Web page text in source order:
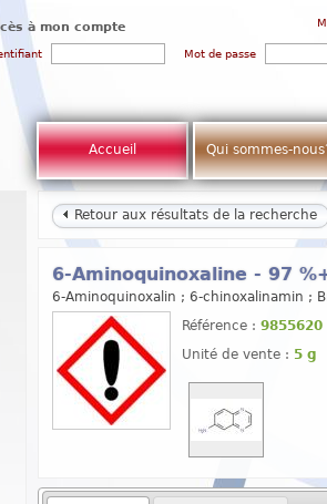
à mon compte
Mot de passe
Accueil Qui sommes-
Retour aux résultats de la recherche
6-Aminoquinoxaline - 97
6-Aminoquinoxalin ; 6-chinoxalinamin ;
Référence : 9855620
Unité de vente : 5 g